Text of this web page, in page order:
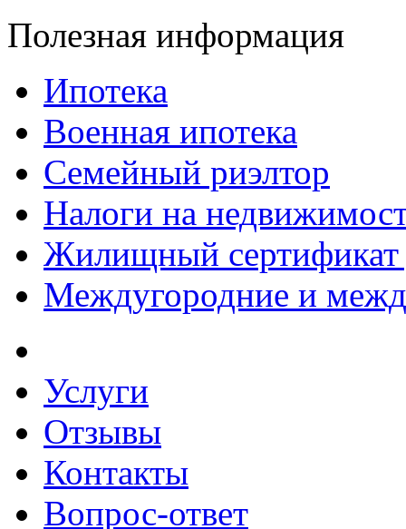
Полезная информация
Ипотека
Военная ипотека
Семейный риэлтор
Налоги на
Жилищный
Междугородние и
Услуги
Отзывы
Контакты
Вопрос-ответ